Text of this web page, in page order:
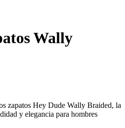
Wally
zapatos Hey Dude Wally Braided, la
y elegancia para hombres